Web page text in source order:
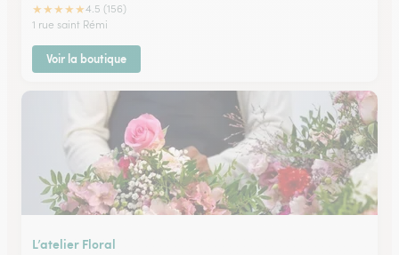
★★★★★4.5 (156)
1 rue saint Rémi
Voir la boutique
L’atelier Floral